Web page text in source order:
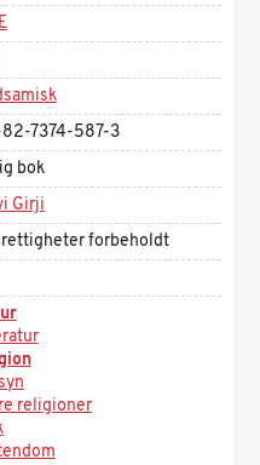
7374-587-3
bok
Girji
forbeholdt
religioner